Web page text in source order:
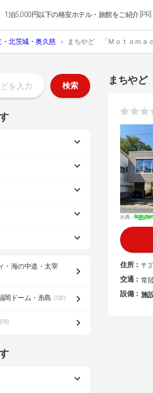
1泊5,000円以下の格安ホテル・旅館をご紹介 [PR]
・北茨城・奥久慈 › まちやど 「Ｍｏｔｏｍａｃ
まちやど
出典：
住所： 〒
交通： 常
設備： 施
検索
・海の中道・太宰
岡ドーム・糸島 (120)
(75)